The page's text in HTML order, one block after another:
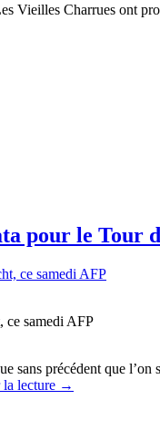
Vieilles Charrues ont
pour le Tour
ce samedi AFP
sans précédent que
lecture →